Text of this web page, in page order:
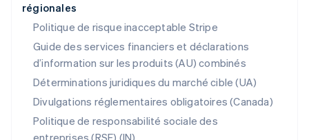
régionales
Politique de risque inacceptable Stripe
Guide des services financiers et déclarations
d’information sur les produits (AU) combinés
Déterminations juridiques du marché cible (UA)
Divulgations réglementaires obligatoires (Canada)
Politique de responsabilité sociale des
entreprises (RSE) (IN)
RAS de Hong Kong, Chine
English 简体中文
République tchèque
English
Roumanie
English
English
Singapour
English 简体中文